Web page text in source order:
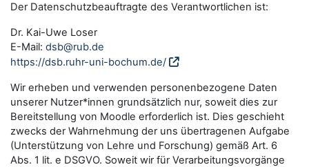
Der Datenschutzbeauftragte des Verantwortlichen ist:
Dr. Kai-Uwe Loser
E-Mail: dsb@rub.de
https://dsb.ruhr-uni-bochum.de/
Wir erheben und verwenden personenbezogene Daten
unserer Nutzer*innen grundsätzlich nur, soweit dies zur
Bereitstellung von Moodle erforderlich ist. Dies geschieht
zwecks der Wahrnehmung der uns übertragenen Aufgabe
(Unterstützung von Lehre und Forschung) gemäß Art. 6
Abs. 1 lit. e DSGVO. Soweit wir für Verarbeitungsvorgänge